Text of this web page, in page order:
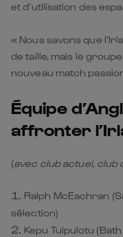
et d’utilisation des
« Nous savons que
de taille, mais le
nouveau match
Équipe
affronter
(avec club actuel, club
Ralph McEachran
sélection)
Kepu Tuipulotu